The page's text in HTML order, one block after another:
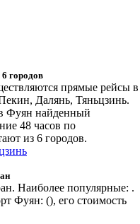
городов
прямые рейсы в
Далянь, Тяньцзинь.
Фуян найденный
48 часов по
из 6 городов.
Наиболее популярные: .
Фуян: (), его стоимость